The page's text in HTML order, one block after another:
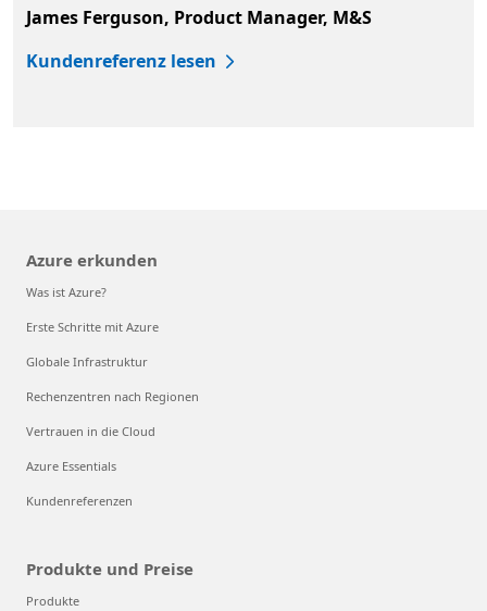
James Ferguson, Product Manager, M&S
Kundenreferenz lesen
Azure erkunden
Was ist Azure?
Erste Schritte mit Azure
Globale Infrastruktur
Rechenzentren nach Regionen
Vertrauen in die Cloud
Azure Essentials
Kundenreferenzen
Produkte und Preise
Produkte